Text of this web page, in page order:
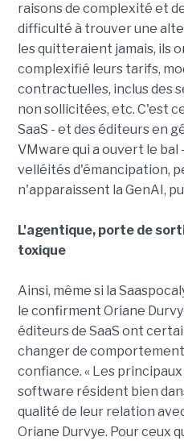
raisons de complexité et
difficulté à trouver une
les quitteraient jamais, ils
complexifié leurs tarifs,
contractuelles, inclus des
non sollicitées, etc. C'est
SaaS - et des éditeurs en
VMware qui a ouvert le bal
velléités d'émancipation,
n'apparaissent la GenAI,
L'agentique, porte de
toxique
Ainsi, même si la
le confirment Oriane
éditeurs de SaaS ont
changer de
confiance. « Les
software résident bien
qualité de leur relation
Oriane Durvye. Pour ceux